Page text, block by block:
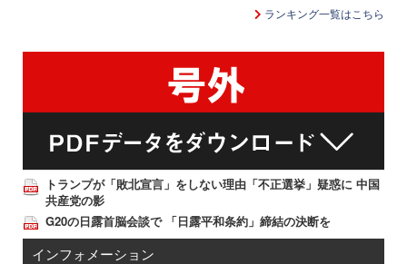
ランキング一覧はこちら
トランプが「敗北宣言」をしない理由「不正選挙」疑惑に 中国
共産党の影
G20の日露首脳会談で 「日露平和条約」締結の決断を
インフォメーション